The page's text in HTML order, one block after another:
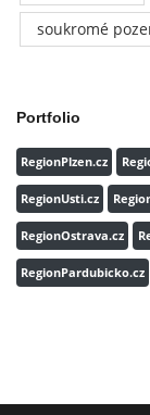
soukromé
Portfolio
RegionPlzen.cz
RegionUsti.cz
RegionOstrava.cz
RegionPardubicko.cz